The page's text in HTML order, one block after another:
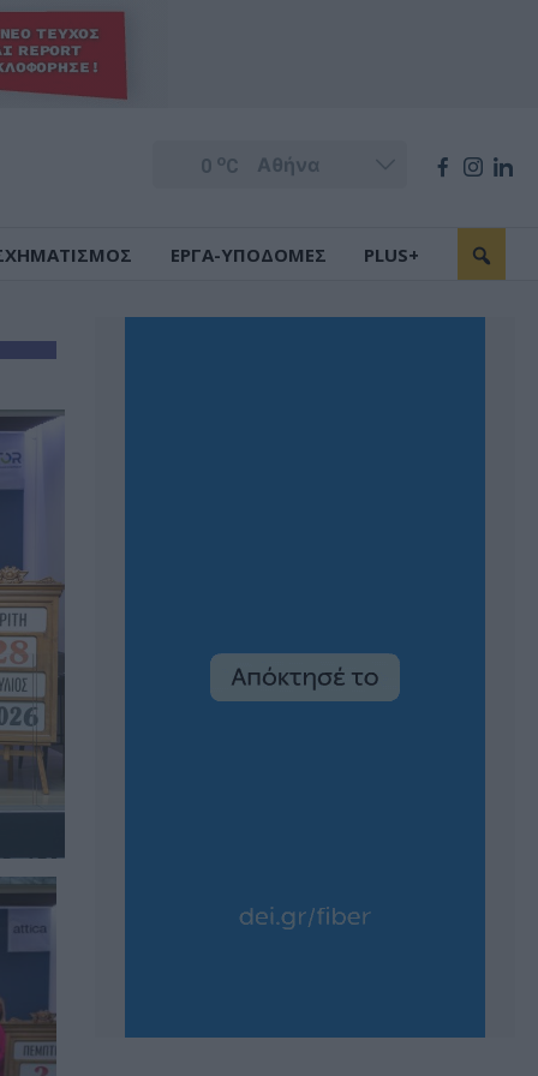
0 oC
ΕΡΓΑ-ΥΠΟΔΟΜΕΣ PLUS+